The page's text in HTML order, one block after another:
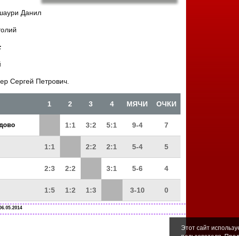
Данил
Сергей Петрович.
1 2 3 4 МЯЧИ ОЧКИ
1:1 3:2 5:1 9-4 7
1:1 2:2 2:1 5-4 5
2:3 2:2 3:1 5-6 4
1:5 1:2 1:3 3-10 0
Этот сайт